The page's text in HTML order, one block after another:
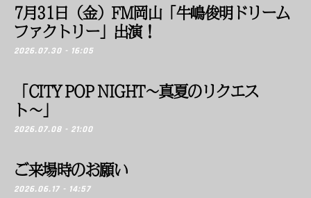
7月31日（金）FM岡山「牛嶋俊明ドリーム
ファクトリー」出演！
2026.07.30 - 16:05
「CITY POP NIGHT〜真夏のリクエス
ト〜」
2026.07.08 - 21:00
ご来場時のお願い
2026.06.17 - 14:57